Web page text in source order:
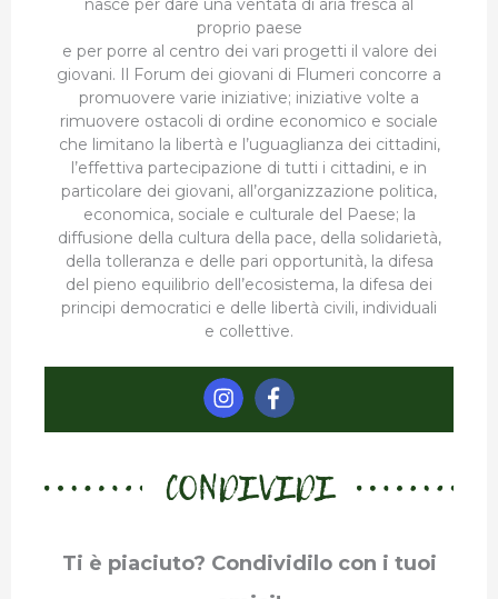
proprio paese
e per porre al centro dei vari progetti il valore dei
giovani. Il Forum dei giovani di Flumeri concorre a
promuovere varie iniziative; iniziative volte a
rimuovere ostacoli di ordine economico e sociale
che limitano la libertà e l’uguaglianza dei cittadini,
l’effettiva partecipazione di tutti i cittadini, e in
particolare dei giovani, all’organizzazione politica,
economica, sociale e culturale del Paese; la
diffusione della cultura della pace, della solidarietà,
della tolleranza e delle pari opportunità, la difesa
del pieno equilibrio dell’ecosistema, la difesa dei
principi democratici e delle libertà civili, individuali
e collettive.
CONDIVIDI
Ti è piaciuto? Condividilo con i tuoi